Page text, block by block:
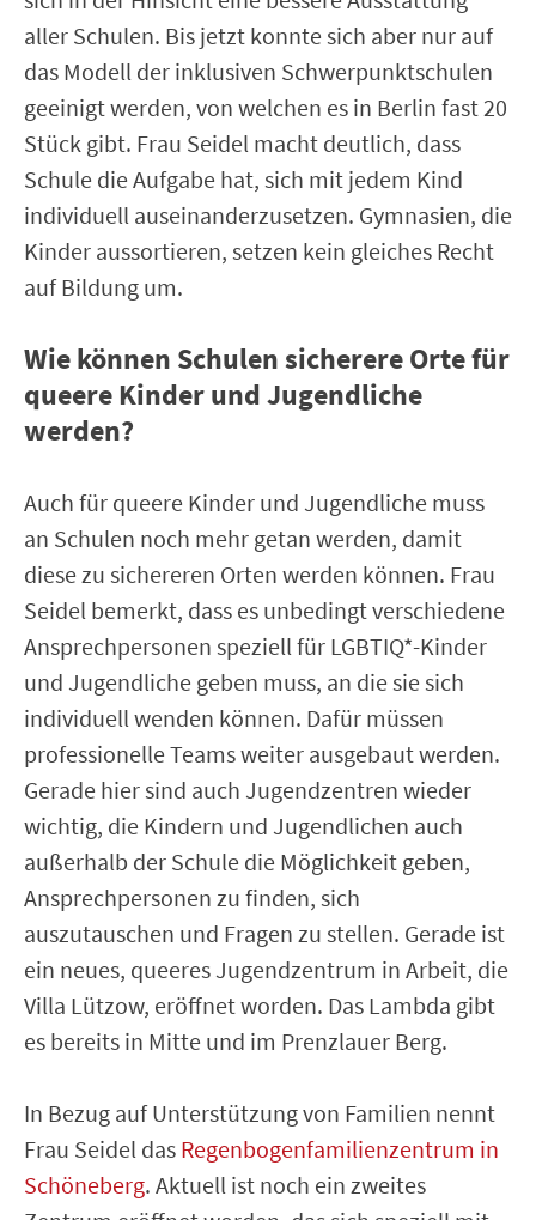
aller Schulen. Bis jetzt konnte sich aber nur auf
das Modell der inklusiven Schwerpunktschulen
geeinigt werden, von welchen es in Berlin fast 20
Stück gibt. Frau Seidel macht deutlich, dass
Schule die Aufgabe hat, sich mit jedem Kind
individuell auseinanderzusetzen. Gymnasien, die
Kinder aussortieren, setzen kein gleiches Recht
auf Bildung um.
Wie können Schulen sicherere Orte für
queere Kinder und Jugendliche
werden?
Auch für queere Kinder und Jugendliche muss
an Schulen noch mehr getan werden, damit
diese zu sichereren Orten werden können. Frau
Seidel bemerkt, dass es unbedingt verschiedene
Ansprechpersonen speziell für LGBTIQ*-Kinder
und Jugendliche geben muss, an die sie sich
individuell wenden können. Dafür müssen
professionelle Teams weiter ausgebaut werden.
Gerade hier sind auch Jugendzentren wieder
wichtig, die Kindern und Jugendlichen auch
außerhalb der Schule die Möglichkeit geben,
Ansprechpersonen zu finden, sich
auszutauschen und Fragen zu stellen. Gerade ist
ein neues, queeres Jugendzentrum in Arbeit, die
Villa Lützow, eröffnet worden. Das Lambda gibt
es bereits in Mitte und im Prenzlauer Berg.
In Bezug auf Unterstützung von Familien nennt
Frau Seidel das Regenbogenfamilienzentrum in
Schöneberg. Aktuell ist noch ein zweites